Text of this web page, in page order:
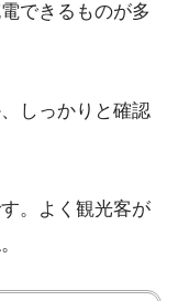
できるものが多
しっかりと確認
。よく観光客が